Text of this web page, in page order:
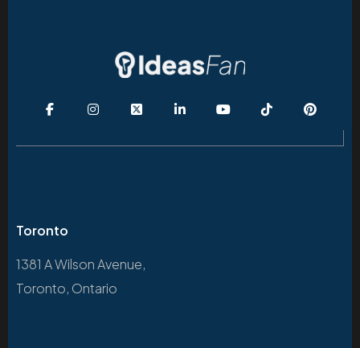
Toronto
1381 A Wilson Avenue,
Toronto, Ontario